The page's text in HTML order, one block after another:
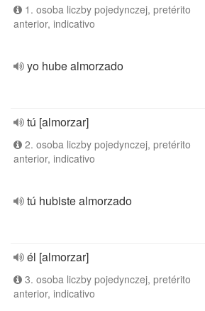
1. osoba liczby pojedynczej, pretérito
anterior, indicativo
yo hube almorzado
tú [almorzar]
2. osoba liczby pojedynczej, pretérito
anterior, indicativo
tú hubiste almorzado
él [almorzar]
3. osoba liczby pojedynczej, pretérito
anterior, indicativo